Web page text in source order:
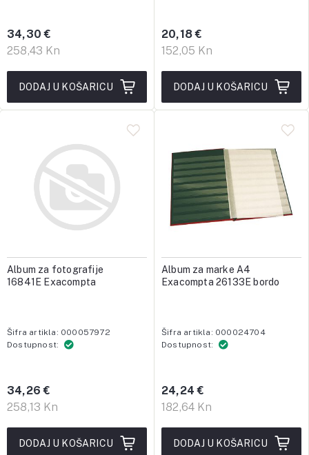
258,43 Kn
34,30 €
DODAJ U KOŠARICU
152,05 Kn
20,18 €
DODAJ U KOŠARICU
Album za fotografije
16841E Exacompta
Šifra artikla: 000057972
Dostupnost:
258,13 Kn
34,26 €
DODAJ U KOŠARICU
Album za marke A4
Exacompta 26133E bordo
Šifra artikla: 000024704
Dostupnost:
182,64 Kn
24,24 €
DODAJ U KOŠARICU